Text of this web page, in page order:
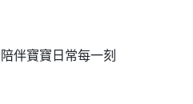
伴寶寶日常每一刻